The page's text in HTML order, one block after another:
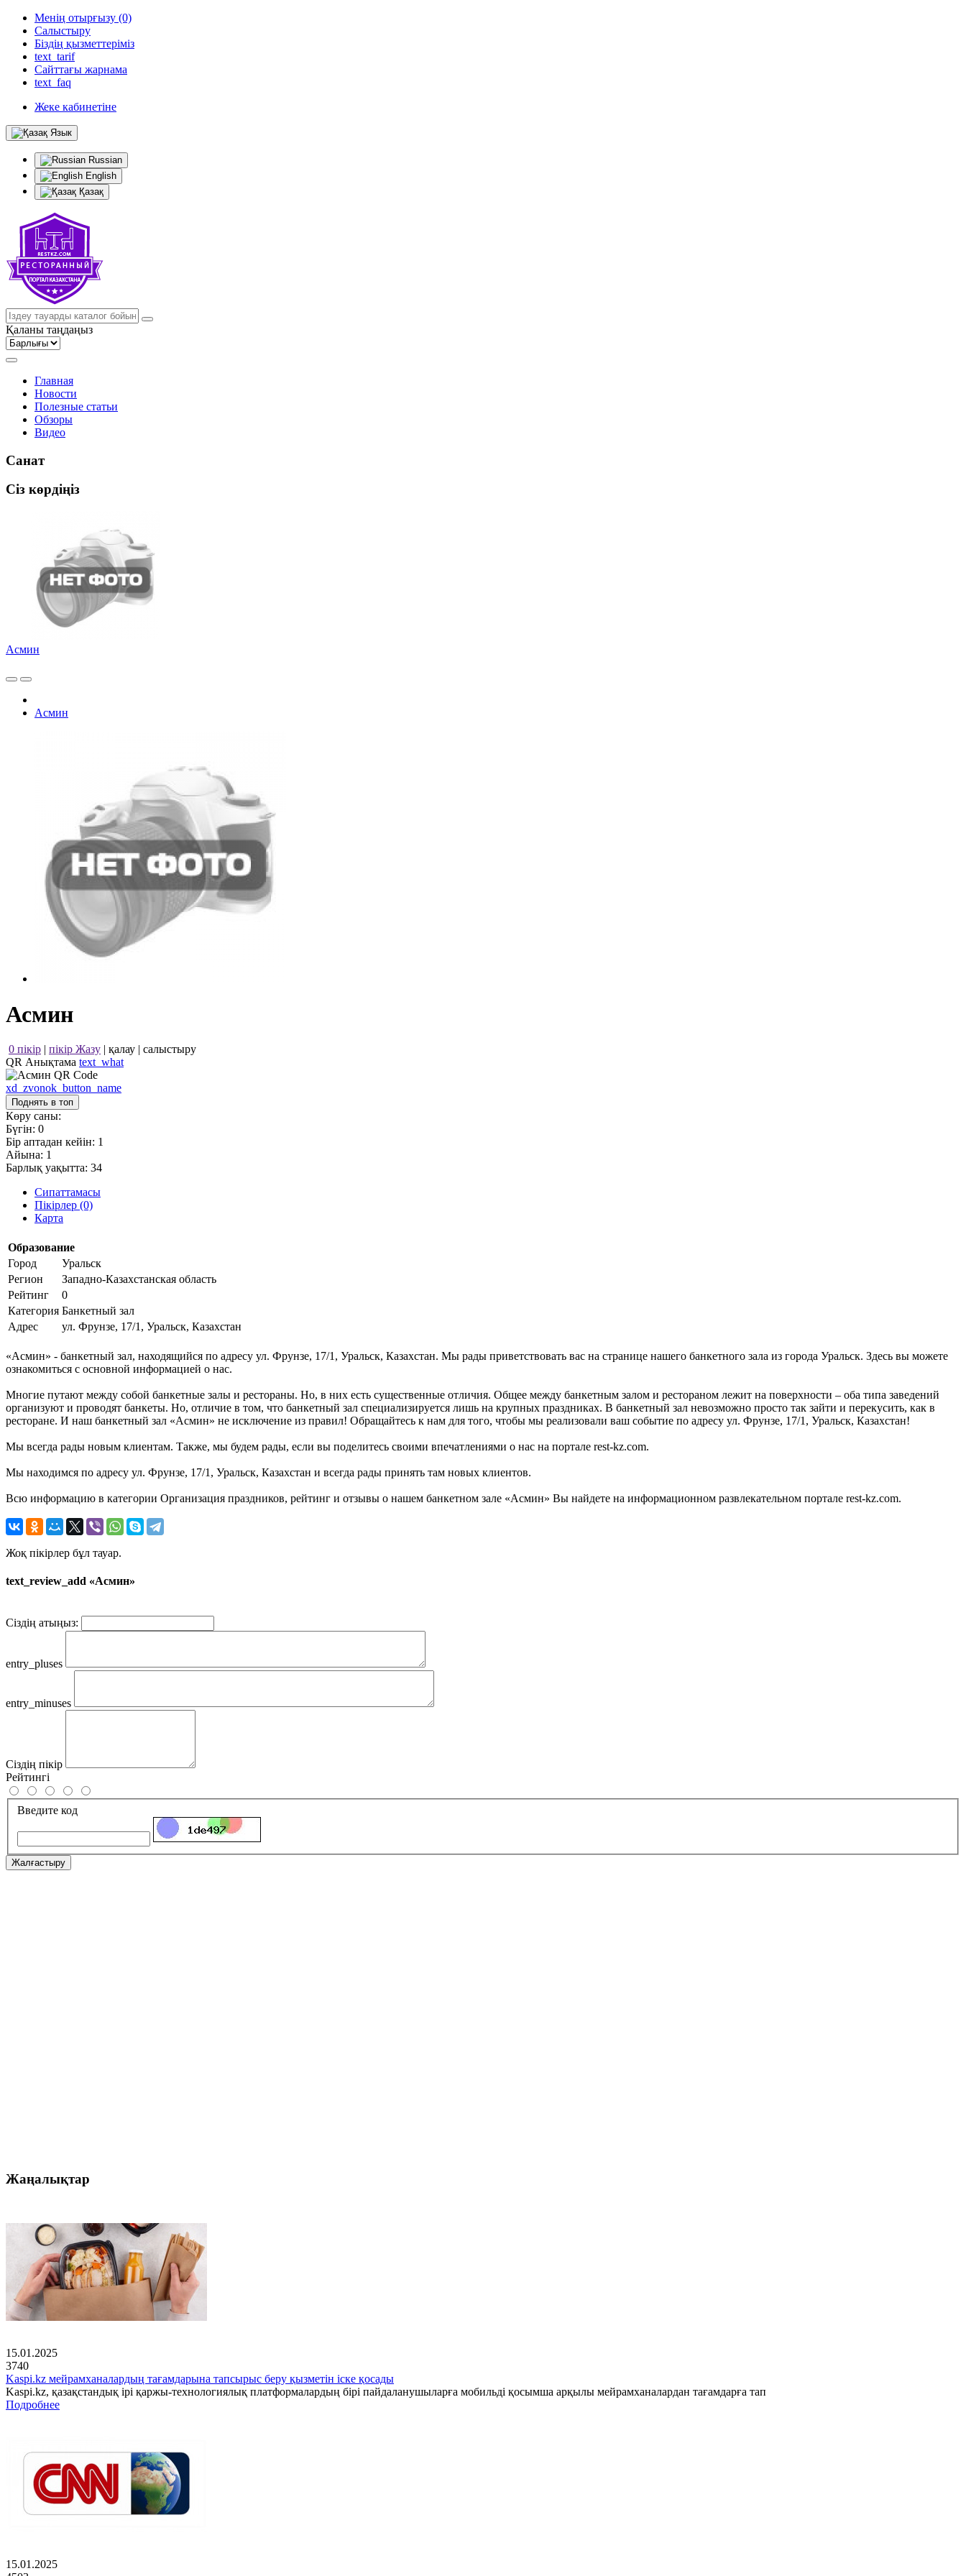
Менің отырғызу (0)
Салыстыру
Біздің қызметтеріміз
text_tarif
Сайттағы жарнама
text_faq
Жеке кабинетіне
Язык
Russian
English
Қазақ
Қаланы таңдаңыз
Главная
Новости
Полезные статьи
Обзоры
Видео
Санат
Сіз көрдіңіз
Асмин
Асмин
Асмин
0 пікір | пікір Жазу | қалау | салыстыру
QR Анықтама text_what
xd_zvonok_button_name
Поднять в топ
Көру саны:
Бүгін: 0
Бір аптадан кейін: 1
Айына: 1
Барлық уақытта: 34
Сипаттамасы
Пікірлер (0)
Карта
Образование
Город
Уральск
Регион
Западно-Казахстанская область
Рейтинг
0
Категория Банкетный зал
Адрес
ул. Фрунзе, 17/1, Уральск, Казахстан
«Асмин» - банкетный зал, находящийся по адресу ул. Фрунзе, 17/1, Уральск, Казахстан. Мы рады приветствовать вас на странице нашего банкетного зала из города Уральск. Здесь вы можете
ознакомиться с основной информацией о нас.
Многие путают между собой банкетные залы и рестораны. Но, в них есть существенные отличия. Общее между банкетным залом и рестораном лежит на поверхности – оба типа заведений
организуют и проводят банкеты. Но, отличие в том, что банкетный зал специализируется лишь на крупных праздниках. В банкетный зал невозможно просто так зайти и перекусить, как в
ресторане. И наш банкетный зал «Асмин» не исключение из правил! Обращайтесь к нам для того, чтобы мы реализовали ваш событие по адресу ул. Фрунзе, 17/1, Уральск, Казахстан!
Мы всегда рады новым клиентам. Также, мы будем рады, если вы поделитесь своими впечатлениями о нас на портале rest-kz.com.
Мы находимся по адресу ул. Фрунзе, 17/1, Уральск, Казахстан и всегда рады принять там новых клиентов.
Всю информацию в категории Организация праздников, рейтинг и отзывы о нашем банкетном зале «Асмин» Вы найдете на информационном развлекательном портале rest-kz.com.
Жоқ пікірлер бұл тауар.
text_review_add «Асмин»
Сіздің атыңыз:
entry_pluses
entry_minuses
Сіздің пікір
Рейтингі
Введите код
Жалғастыру
Жаңалықтар
15.01.2025
3740
Kaspi.kz мейрамханалардың тағамдарына тапсырыс беру қызметін іске қосады
Kaspi.kz, қазақстандық ірі қаржы-технологиялық платформалардың бірі пайдаланушыларға мобильді қосымша арқылы мейрамханалардан тағамдарға тап
Подробнее
15.01.2025